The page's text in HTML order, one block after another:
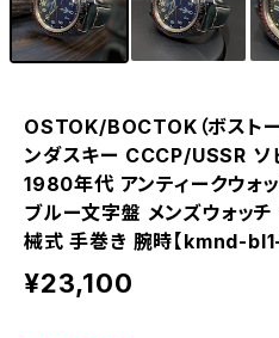
OSTOK/BOCTOK（ボスト
ンダスキー CCCP/USSR ソ
1980年代 アンティークウォ
ブルー文字盤 メンズウォッ
械式 手巻き 腕時【kmnd-bl1-
¥23,100